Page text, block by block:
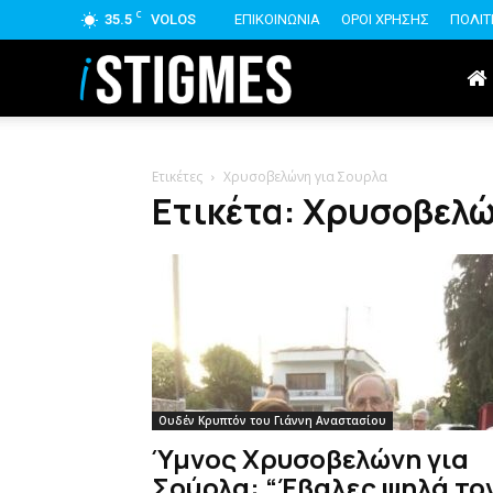
35.5 C VOLOS ΕΠΙΚΟΙΝΩΝΙΑ ΟΡΟΙ ΧΡΗΣΗΣ
istigmes
Ετικέτες Χρυσοβελώνη για Σουρλα
Ετικέτα:
Ουδέν Κρυπτόν του Γιάννη Αναστασίου
Ύμνος Χρυσοβελώνη για